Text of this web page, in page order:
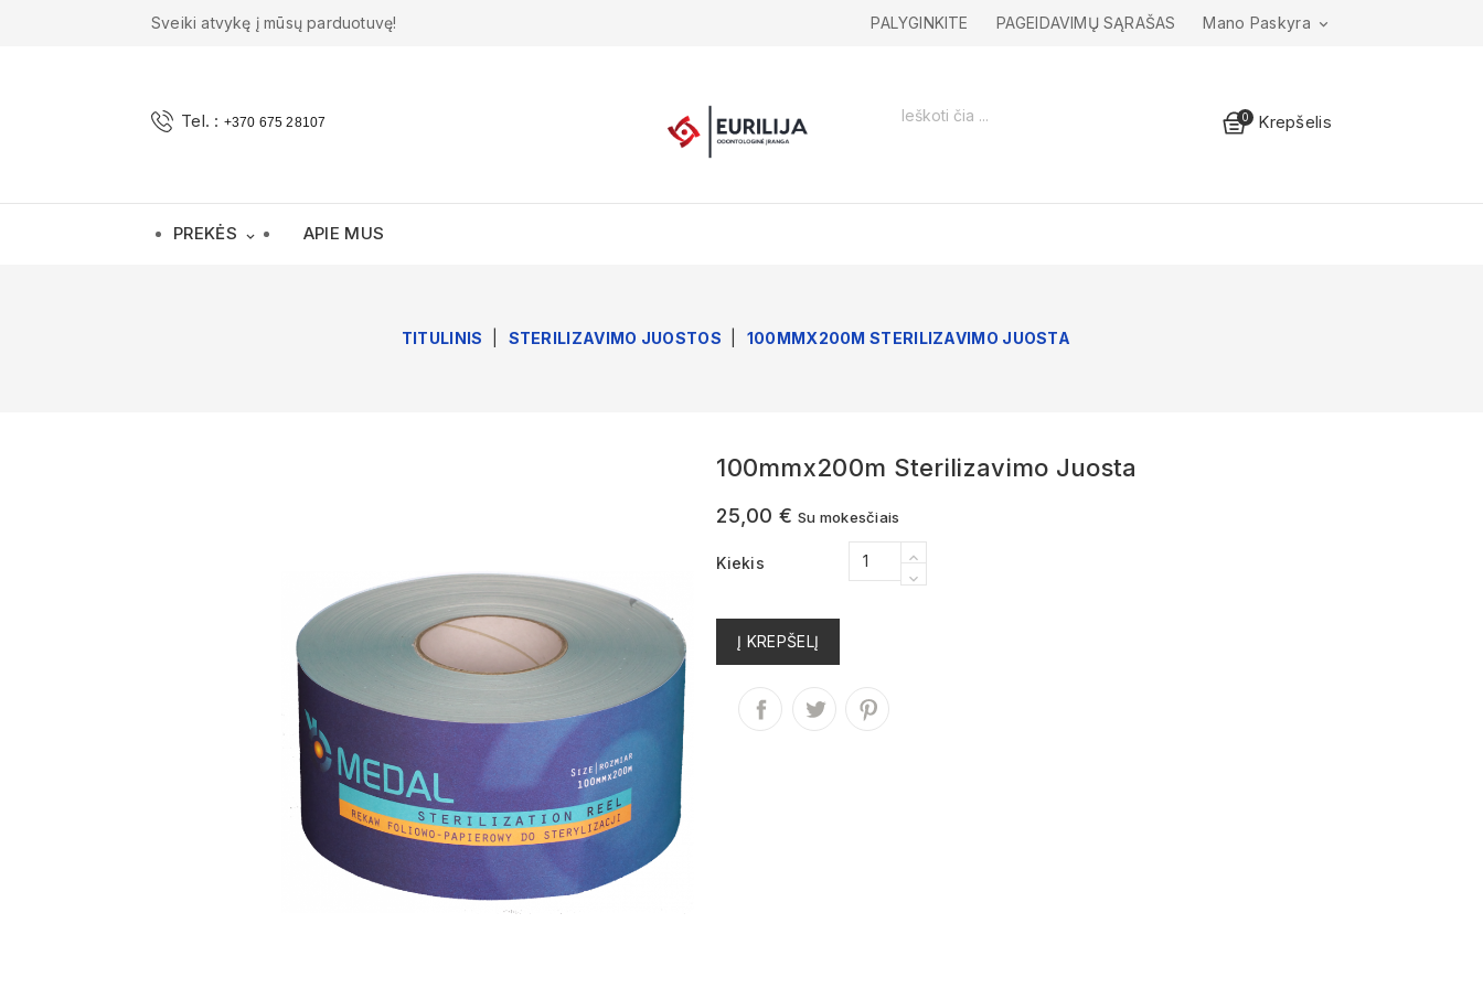
Sveiki atvykę į mūsų parduotuvę! Mano Paskyra 
PAGEIDAVIMŲ SĄRAŠAS
PALYGINKITE
0 Krepšelis
Tel. : +370 675 28107

PREKĖS APIE MUS
TITULINIS STERILIZAVIMO JUOSTOS 100MMX200M STERILIZAVIMO JUOSTA
100mmx200m Sterilizavimo Juosta
25,00 € Su mokesčiais
Kiekis
Į KREPŠELĮ